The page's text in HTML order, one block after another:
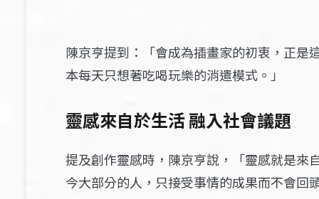
陳京亨提到：「會成為插畫家的初衷，正是
本每天只想著吃喝玩樂的消遣模式。」
靈感來自於生活 融入社會議題
提及創作靈感時，陳京亨說，「靈感就是來
今大部分的人，只接受事情的成果而不會回